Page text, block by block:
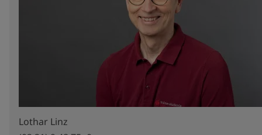
Lothar Linz